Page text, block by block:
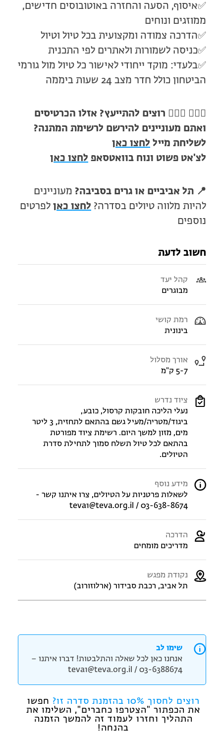
✅איסוף, הסעה והחזרה באוטובוסים חדישים,
ממוזגים ונוחים
✅הדרכה צמודה ומקצועית בכל טיול וטיול
✅כניסה לשמורות ולאתרים לפי התכנית
✅בלעדי: מוקד ייחודי לאישור כל טיול מול גורמי
הביטחון כולל חדר מצב 24 שעות ביממה
🙋🏻‍♀️ 🙋🏼‍♂️ רוצים להתייעץ? אזלו הכרטיסים
ואתם מעוניינים להירשם לרשימת המתנה?
לשליחת מייל לחצו כאן
לצ'אט פשוט ונוח בוואטסאפ לחצו כאן
📍 תל אביביים או גרים בסביבה? מעוניינים
להיות מלווה טיולים בסדרה? לחצו כאן לפרטים
נוספים
חשוב לדעת
קהל יעד
מבוגרים
רמת קושי
בינונית
אורך מסלול
5-7 ק"מ
ציוד נדרש
נעלי הליכה חובקות קרסול, כובע,
ביגוד/מטריה/מעיל גשם בהתאם לתחזית, 3 ליטר
מים, מזון למשך היום. רשימת ציוד מפורטת
בהתאם לכל טיול תשלח סמוך לתחילת סדרת
הטיולים.
מידע נוסף
לשאלות פרטניות על הטיולים, צרו איתנו קשר -
teva1@teva.org.il / 03-638-8674
הדרכה
מדריכים מומחים
נקודת מפגש
תל אביב, רכבת סבידור (ארלוזורוב)
שימו לב
אנחנו כאן לכל שאלה והתלבטות! דברו איתנו –
teva1@teva.org.il / 03-6388674
רוצים לחסוך 10% בהזמנת סדרה זו?
חפשו
את הכפתור "הצטרפו כחברים", השלימו את
התהליך וחזרו לעמוד זה להמשך הזמנה
בהנחה!